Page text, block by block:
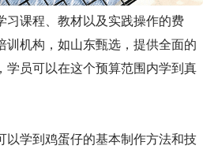
习课程、教材以及实践操作的费
训机构，如山东甄选，提供全面的
学员可以在这个预算范围内学到真
以学到鸡蛋仔的基本制作方法和技